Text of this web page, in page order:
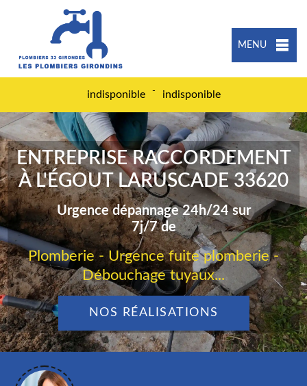
MENU
indisponible - indisponible
ENTREPRISE RACCORDEMENT
À L'ÉGOUT LARUSCADE 33620
Urgence dépannage 24h/24 sur
7j/7 de
Plomberie - Urgence fuite plomberie -
Débouchage tuyaux...
NOS RÉALISATIONS